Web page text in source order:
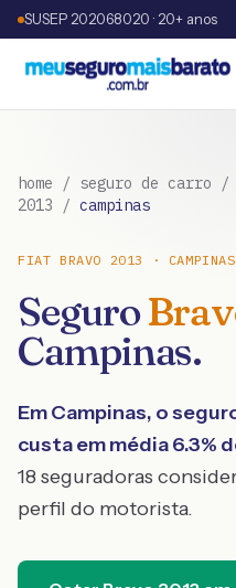
SUSEP 202068020 · 20+ anos
home / seguro de carro /
2013 / campinas
FIAT BRAVO 2013 · CAMPINAS
Seguro
Campinas.
EmCampinas, o
custa em média6.3%
18 seguradoras
perfil do motorista.